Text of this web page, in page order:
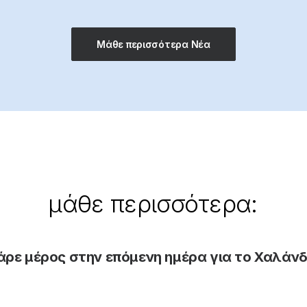
Μάθε περισσότερα Νέα
μάθε περισσότερα:
μέρος στην επόμενη ημέρα για το